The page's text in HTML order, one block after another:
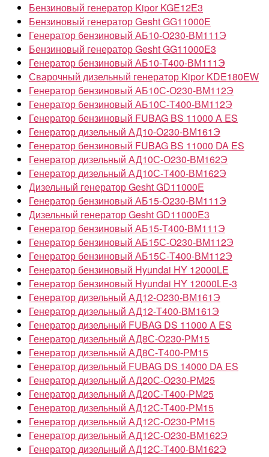
Бензиновый генератор Kipor KGE12Е3
Бензиновый генератор Gesht GG11000E
Генератор бензиновый АБ10-О230-ВМ111Э
Бензиновый генератор Gesht GG11000E3
Генератор бензиновый АБ10-Т400-ВМ111Э
Сварочный дизельный генератор Kipor KDE180EW
Генератор бензиновый АБ10С-О230-ВМ112Э
Генератор бензиновый АБ10С-Т400-ВМ112Э
Генератор бензиновый FUBAG BS 11000 A ES
Генератор дизельный АД10-О230-ВМ161Э
Генератор бензиновый FUBAG BS 11000 DA ES
Генератор дизельный АД10С-О230-ВМ162Э
Генератор дизельный АД10С-Т400-ВМ162Э
Дизельный генератор Gesht GD11000E
Генератор бензиновый АБ15-О230-ВМ111Э
Дизельный генератор Gesht GD11000E3
Генератор бензиновый АБ15-Т400-ВМ111Э
Генератор бензиновый АБ15С-О230-ВМ112Э
Генератор бензиновый АБ15С-Т400-ВМ112Э
Генератор бензиновый Hyundai HY 12000LE
Генератор бензиновый Hyundai HY 12000LE-3
Генератор дизельный АД12-О230-ВМ161Э
Генератор дизельный АД12-Т400-ВМ161Э
Генератор дизельный FUBAG DS 11000 A ES
Генератор дизельный АД8С-О230-РМ15
Генератор дизельный АД8С-Т400-РМ15
Генератор дизельный FUBAG DS 14000 DA ES
Генератор дизельный АД20С-О230-РМ25
Генератор дизельный АД20С-Т400-РМ25
Генератор дизельный АД12С-Т400-РМ15
Генератор дизельный АД12С-О230-РМ15
Генератор дизельный АД12С-О230-ВМ162Э
Генератор дизельный АД12С-Т400-ВМ162Э